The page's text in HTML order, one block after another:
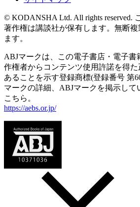
© KODANSHA Ltd. All rights reserved.
著作権は講談社が保有します。無断
ます。
ABJマークは、この電子書店・電子書
作権者からコンテンツ使用許諾を得
あることを示す登録商標(登録番号 第
マークの詳細、ABJマークを掲示して
こちら。
https://aebs.or.jp/